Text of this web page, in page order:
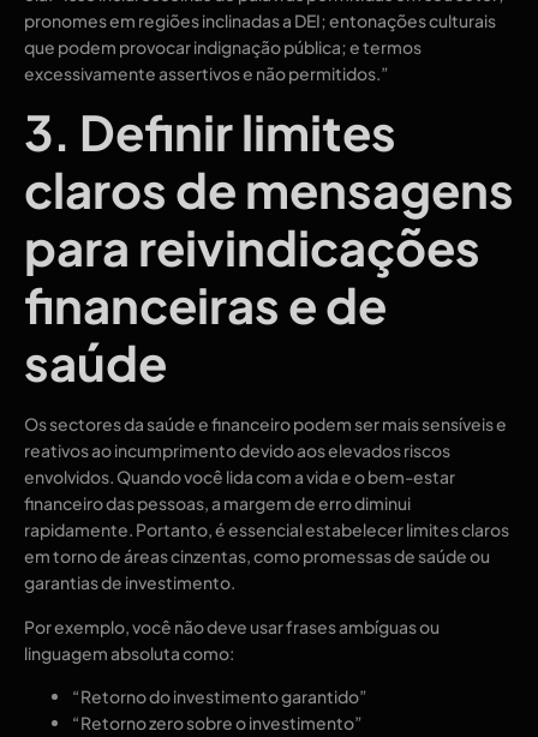
pronomes em regiões inclinadas a DEI; entonações culturais
que podem provocar indignação pública; e termos
excessivamente assertivos e não permitidos.”
3. Definir limites
claros de mensagens
para reivindicações
financeiras e de
saúde
Os sectores da saúde e financeiro podem ser mais sensíveis e
reativos ao incumprimento devido aos elevados riscos
envolvidos. Quando você lida com a vida e o bem-estar
financeiro das pessoas, a margem de erro diminui
rapidamente. Portanto, é essencial estabelecer limites claros
em torno de áreas cinzentas, como promessas de saúde ou
garantias de investimento.
Por exemplo, você não deve usar frases ambíguas ou
linguagem absoluta como:
“Retorno do investimento garantido”
“Retorno zero sobre o investimento”